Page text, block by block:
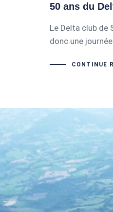
50 ans du
Le Delta club de
donc une
CONTINUE